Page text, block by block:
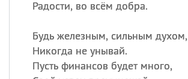
Радости, во всём добра.
Будь железным, сильным духом,
Никогда не унывай.
Пусть финансов будет много,